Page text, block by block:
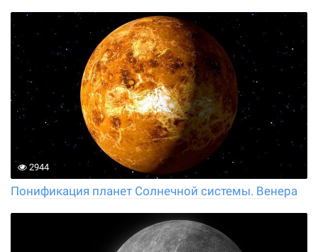
2944
Понификация планет Солнечной системы. Венера